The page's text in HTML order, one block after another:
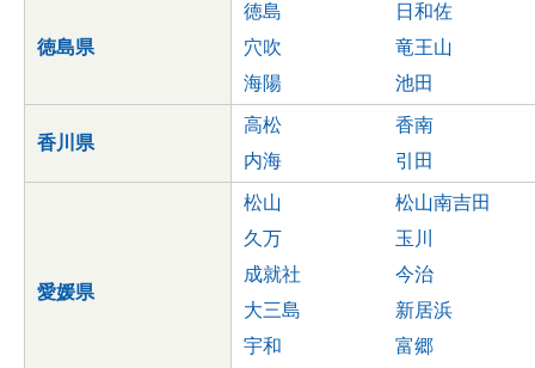
徳島県
徳島
日和佐
穴吹
竜王山
海陽
池田
香川県
高松
香南
内海
引田
愛媛県
松山
松山南吉田
久万
玉川
成就社
今治
大三島
新居浜
宇和
富郷